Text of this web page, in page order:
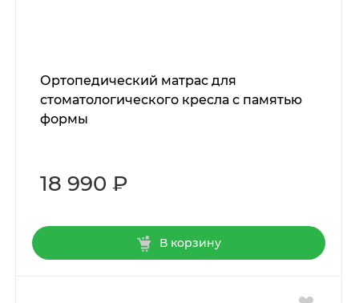
Ортопедический матрас для
стоматологического кресла с памятью
формы
18 990 ₽
В корзину